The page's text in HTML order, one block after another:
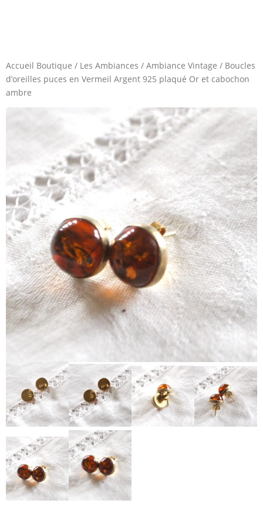
Accueil Boutique / Les Ambiances / Ambiance Vintage / Boucles
d’oreilles puces en Vermeil Argent 925 plaqué Or et cabochon
ambre